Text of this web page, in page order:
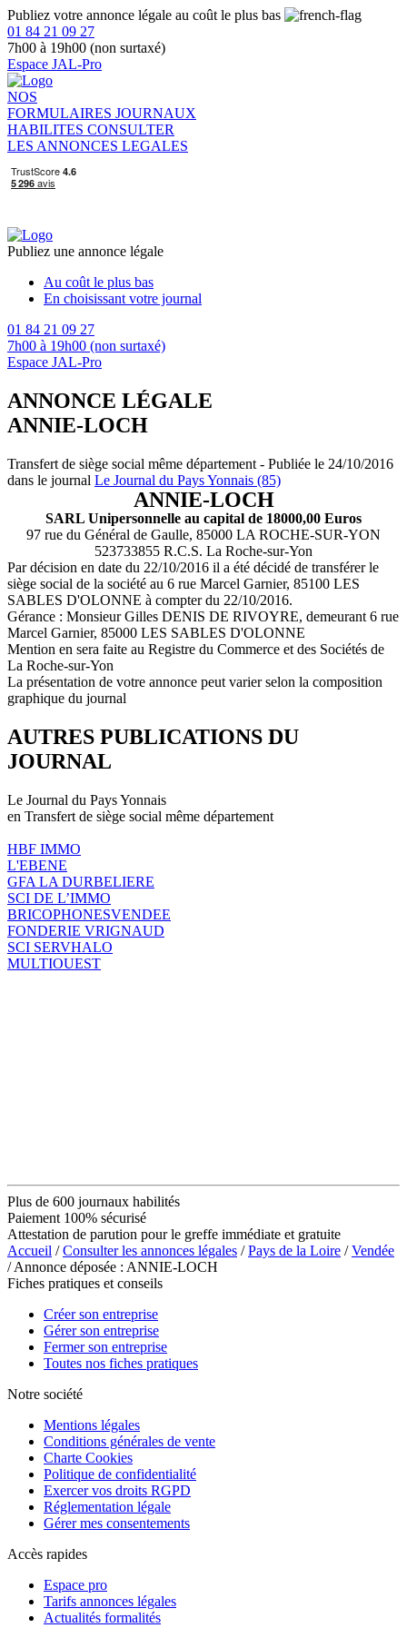
Publiez votre annonce légale au coût le plus bas
01 84 21 09 27
7h00 à 19h00 (non surtaxé)
Espace JAL-Pro
NOS
FORMULAIRES JOURNAUX
HABILITES CONSULTER
LES ANNONCES LEGALES
Publiez une annonce légale
Au coût le plus bas
En choisissant votre journal
01 84 21 09 27
7h00 à 19h00 (non surtaxé)
Espace JAL-Pro
ANNONCE LÉGALE
ANNIE-LOCH
Transfert de siège social même département - Publiée le 24/10/2016
dans le journal Le Journal du Pays Yonnais (85)
ANNIE-LOCH
SARL Unipersonnelle au capital de 18000,00 Euros
97 rue du Général de Gaulle, 85000 LA ROCHE-SUR-YON
523733855 R.C.S. La Roche-sur-Yon
Par décision en date du 22/10/2016 il a été décidé de transférer le
siège social de la société au 6 rue Marcel Garnier, 85100 LES
SABLES D'OLONNE à compter du 22/10/2016.
Gérance : Monsieur Gilles DENIS DE RIVOYRE, demeurant 6 rue
Marcel Garnier, 85000 LES SABLES D'OLONNE
Mention en sera faite au Registre du Commerce et des Sociétés de
La Roche-sur-Yon
La présentation de votre annonce peut varier selon la composition
graphique du journal
AUTRES PUBLICATIONS DU
JOURNAL
Le Journal du Pays Yonnais
en Transfert de siège social même département
HBF IMMO
L'EBENE
GFA LA DURBELIERE
SCI DE L’IMMO
BRICOPHONESVENDEE
FONDERIE VRIGNAUD
SCI SERVHALO
MULTIOUEST
Plus de 600 journaux habilités
Paiement 100% sécurisé
Attestation de parution pour le greffe immédiate et gratuite
Accueil /Consulter les annonces légales /Pays de la Loire /Vendée
/ Annonce déposée : ANNIE-LOCH
Fiches pratiques et conseils
Créer son entreprise
Gérer son entreprise
Fermer son entreprise
Toutes nos fiches pratiques
Notre société
Mentions légales
Conditions générales de vente
Charte Cookies
Politique de confidentialité
Exercer vos droits RGPD
Réglementation légale
Gérer mes consentements
Accès rapides
Espace pro
Tarifs annonces légales
Actualités formalités